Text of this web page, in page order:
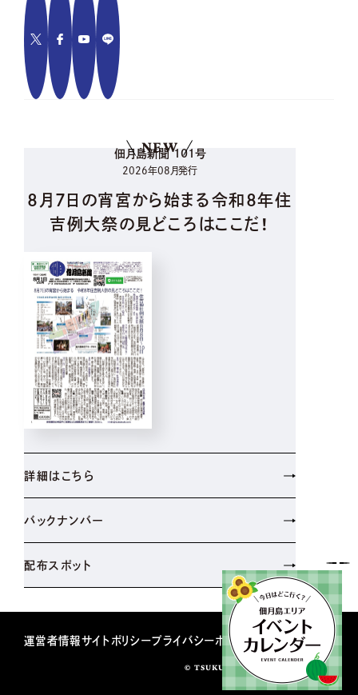
NEW
佃月島新聞 101号
2026年08月発行
8月7日の宵宮から始まる令和8年住
吉例大祭の見どころはここだ！
詳細はこちら
バックナンバー
配布スポット
運営者情報サイトポリシープライバシーポリシー
© TSUKUDATUKISHIMASHINBUN.